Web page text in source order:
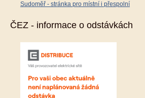
Sudoměř - stránka pro místní i přespolní
ČEZ - informace o odstávkách